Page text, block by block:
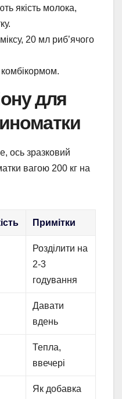
якість молока,
20 мл риб’ячого
для
ось зразковий
вагою 200 кг на
Примітки
Розділити на
2-3
годування
Давати
вдень
Тепла,
ввечері
Як добавка